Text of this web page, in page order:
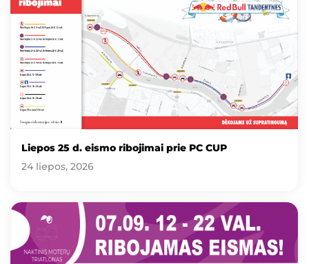
Liepos 25 d. eismo ribojimai prie PC CUP
24 liepos, 2026